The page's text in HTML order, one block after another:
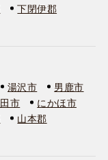
下閉伊郡
湯沢市
男鹿市
市
にかほ市
山本郡